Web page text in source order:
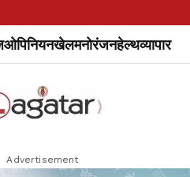
ओपिनियनखेलमनोरंजनहेल्थव्यापार
Advertisement